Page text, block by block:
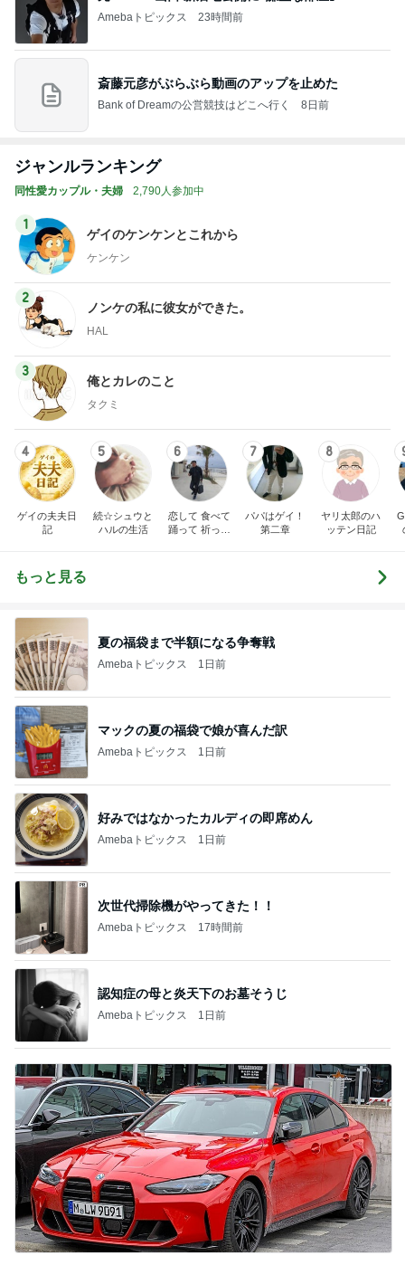
Amebaトピックス 23時間前
斎藤元彦がぶらぶら動画のアップを止めた
Bank of Dreamの公営競技はどこへ行く 8日前
ジャンルランキング
同性愛カップル・夫婦 2,790人参加中
1
ゲイのケンケンとこれから
ケンケン
2
ノンケの私に彼女ができた。
HAL
3
俺とカレのこと
タクミ
4
ゲイの夫夫日
記
5
続☆シュウと
ハルの生活
6
恋して 食べて
踊って 祈って
7
パパはゲイ！
第二章
8
ヤリ太郎のハ
ッテン日記
もっと見る
夏の福袋まで半額になる争奪戦
Amebaトピックス 1日前
マックの夏の福袋で娘が喜んだ訳
Amebaトピックス 1日前
好みではなかったカルディの即席めん
Amebaトピックス 1日前
次世代掃除機がやってきた！！
Amebaトピックス 17時間前
認知症の母と炎天下のお墓そうじ
Amebaトピックス 1日前